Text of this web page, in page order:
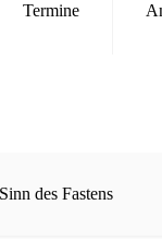
Termine
des Fastens